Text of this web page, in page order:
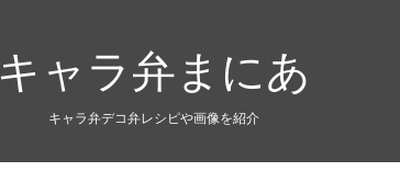
キャラ弁まにあ
キャラ弁デコ弁レシピや画像を紹介